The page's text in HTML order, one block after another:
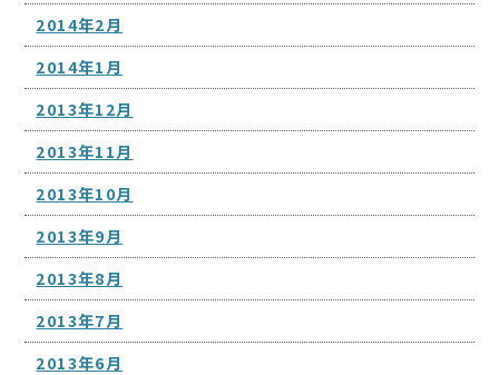
2014年2月
2014年1月
2013年12月
2013年11月
2013年10月
2013年9月
2013年8月
2013年7月
2013年6月